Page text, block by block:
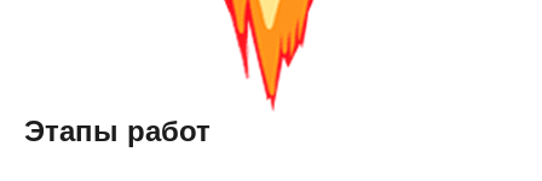
Этапы работ